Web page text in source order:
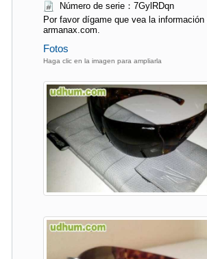
Número de serie：7GylRDqn
Por favor dígame que vea la información
armanax.com.
Fotos
Haga clic en la imagen para ampliarla